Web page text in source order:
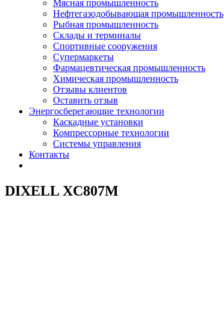
Мясная промышленность
Нефтегазодобывающая промышленность
Рыбная промышленность
Склады и терминалы
Спортивные сооружения
Супермаркеты
Фармацевтическая промышленность
Химическая промышленность
Отзывы клиентов
Оставить отзыв
Энергосберегающие технологии
Каскадные установки
Компрессорные технологии
Системы управления
Контакты
DIXELL XС807М